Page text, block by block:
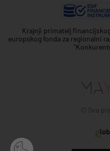
Krajnji primatelj
europskog fonda za regionalni
© Sva